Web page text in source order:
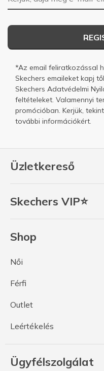
Üzletkereső
Skechers VIP⭐
Shop
Női
Férfi
Outlet
Leértékelés
Ügyfélszolgálat
*Az email feliratkozással
Skechers emaileket kapj
Skechers Adatvédelmi
feltételeket. Valamennyi
promócióban. Kerjük,
további információkért.